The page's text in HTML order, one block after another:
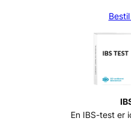
En IBS-test er